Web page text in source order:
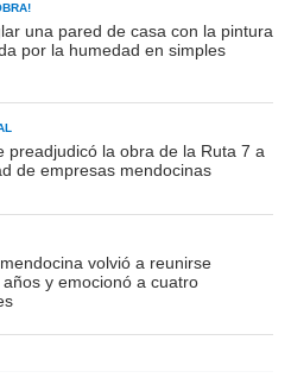
una pared de casa con la pintura
por la humedad en simples
preadjudicó la obra de la Ruta 7 a
de empresas mendocinas
volvió a reunirse
y emocionó a cuatro